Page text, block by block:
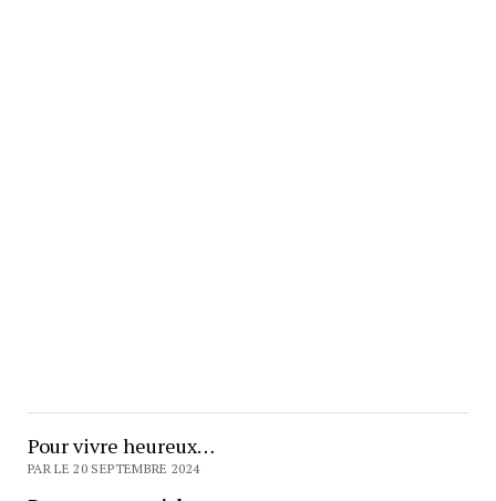
Pour vivre heureux…
PAR LE 20 SEPTEMBRE 2024